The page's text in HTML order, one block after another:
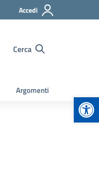
Accedi
Cerca
Argomenti